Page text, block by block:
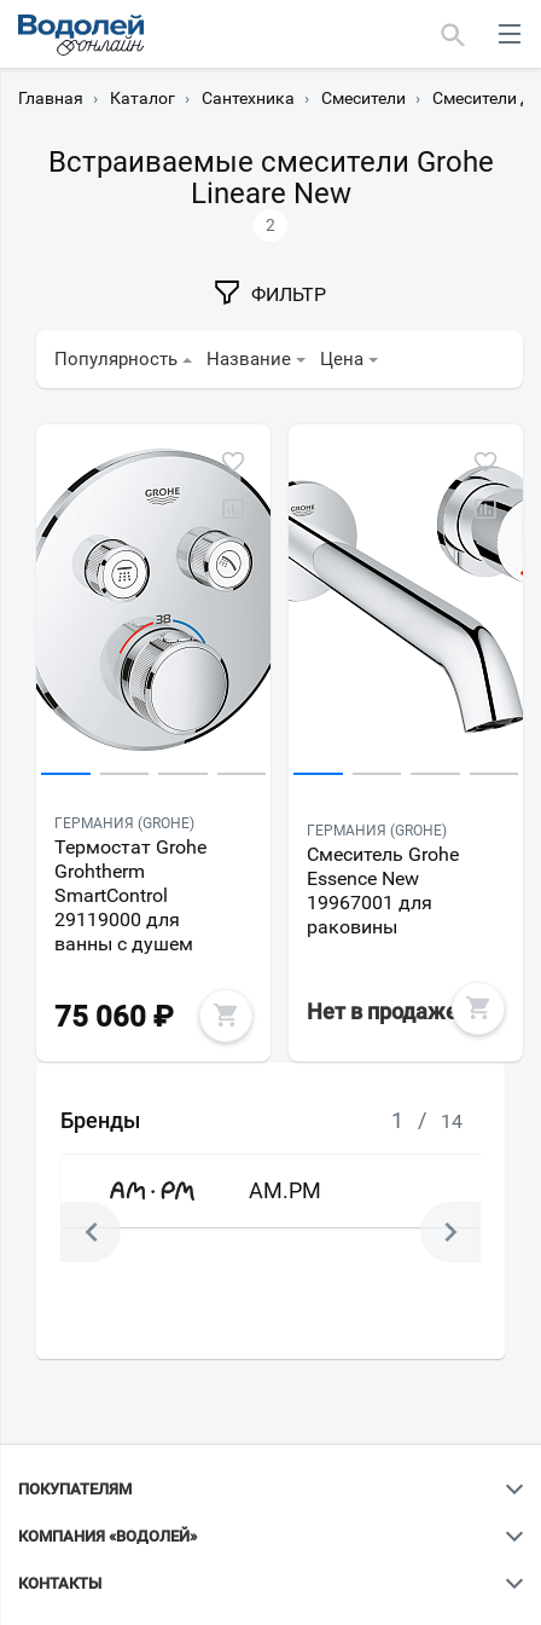
Главная › Каталог › Сантехника › Смесители › Смесители
Встраиваемые смесители Grohe
Lineare New
2
ФИЛЬТР
Популярность Название Цена
ГЕРМАНИЯ (GROHE)
Термостат Grohe
Grohtherm
SmartControl
29119000 для
ванны с душем
75 060 ₽
ГЕРМАНИЯ (GROHE)
Смеситель Grohe
Essence New
19967001 для
раковины
Нет в продаже
Бренды 1 / 14
AM.PM
ПОКУПАТЕЛЯМ
КОМПАНИЯ «ВОДОЛЕЙ»
КОНТАКТЫ